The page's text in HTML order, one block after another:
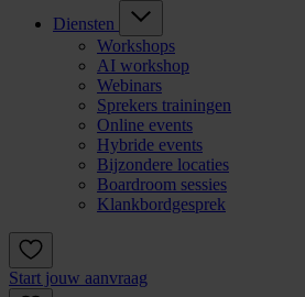
Diensten
Workshops
AI workshop
Webinars
Sprekers trainingen
Online events
Hybride events
Bijzondere locaties
Boardroom sessies
Klankbordgesprek
Start jouw aanvraag